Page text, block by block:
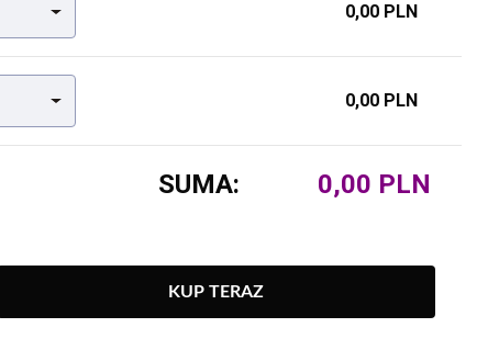
0,00 PLN
0,00 PLN
SUMA:
KUP TERAZ